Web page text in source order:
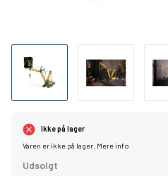
Ikke på lager
Varen er ikke på lager. Mere info
Udsolgt